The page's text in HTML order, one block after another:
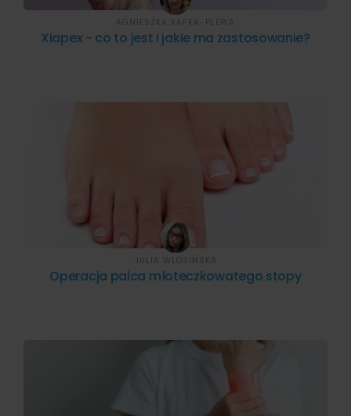
Xiapex - co to jest i jakie ma zastosowanie?
AGNIESZKA KAPKA-PLEWA
Operacja palca młoteczkowatego stopy
JULIA WŁOSIŃSKA